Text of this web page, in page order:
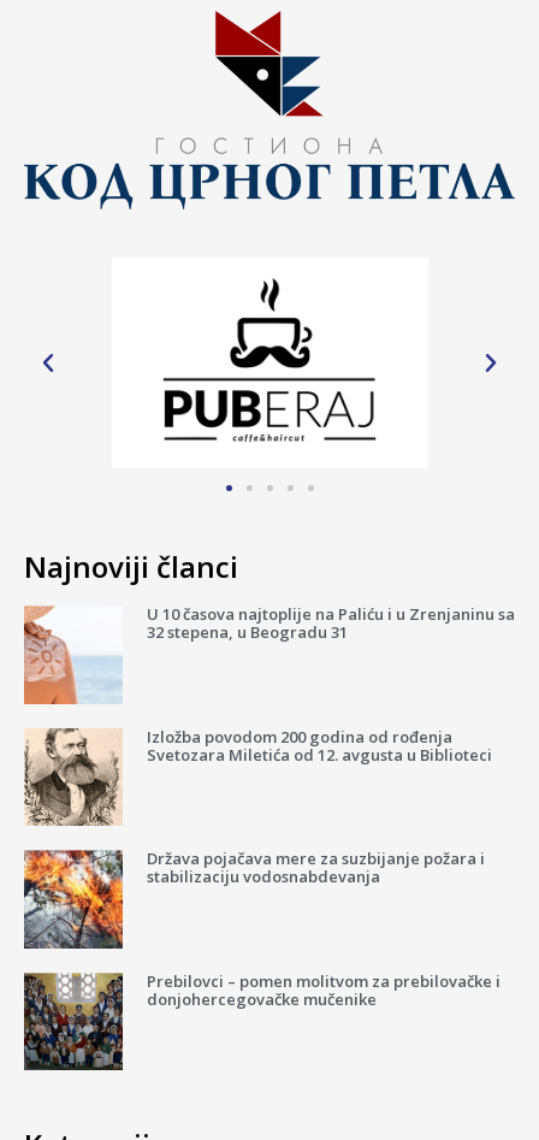
Najnoviji članci
U 10 časova najtoplije na Paliću i u Zrenjaninu sa
32 stepena, u Beogradu 31
Izložba povodom 200 godina od rođenja
Svetozara Miletića od 12. avgusta u Biblioteci
Država pojačava mere za suzbijanje požara i
stabilizaciju vodosnabdevanja
Prebilovci – pomen molitvom za prebilovačke i
donjohercegovačke mučenike